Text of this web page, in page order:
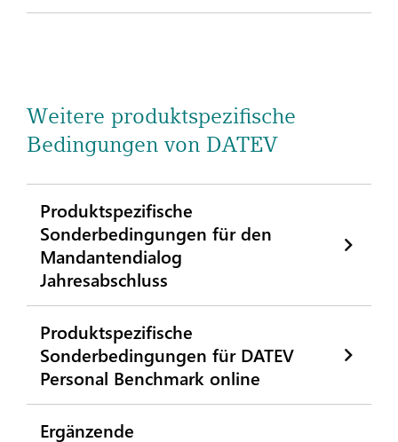
Weitere produktspezifische
Bedingungen von DATEV
Produktspezifische
Sonderbedingungen für den
Mandantendialog
Jahresabschluss
Produktspezifische
Sonderbedingungen für DATEV
Personal Benchmark online
Ergänzende